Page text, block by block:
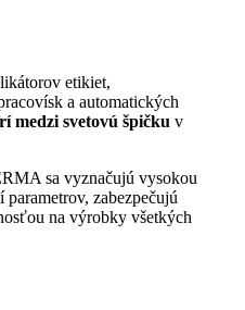
etikiet,
a automatických
medzi svetovú špičku v
sa vyznačujú vysokou
zabezpečujú
na výrobky všetkých